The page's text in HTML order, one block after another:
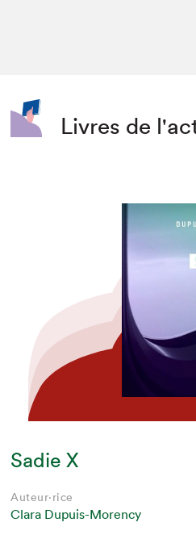
Livres de
Sadie X
Auteur·rice
Clara Dupuis-Morency